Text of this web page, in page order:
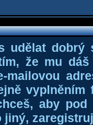
udělat dobrý
že mu
mailovou
aby
jiný,